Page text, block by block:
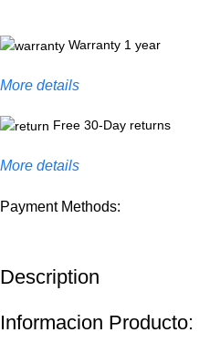
Warranty 1 year
More details
Free 30-Day returns
More details
Payment Methods:
Description
Informacion Producto: